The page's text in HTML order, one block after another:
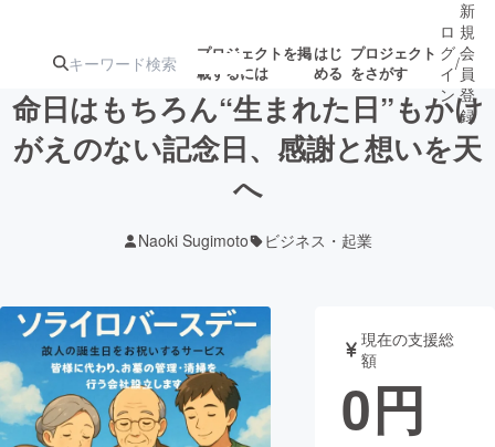
プロジェクトを掲
載するには
はじ
める
プロジェクト
をさがす
注目の新着プロ
テクノロジー・ガジェット
映像・映画 書籍・雑誌
ロ
グ
イ
ン
/
新
規
会
員
登
録
命日はもちろん“生まれた日”もかけ
がえのない記念日、感謝と想いを天
へ
Naoki Sugimoto ビジネス・起業
現在の支援総
額
0円